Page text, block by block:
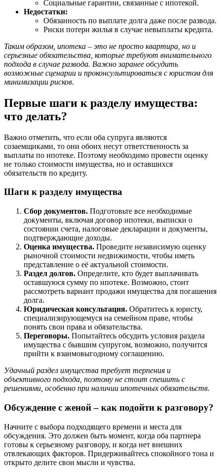
Социальные гарантии, связанные с ипотекой.
Недостатки:
Обязанность по выплате долга даже после развода.
Риски потери жилья в случае невыплаты кредита.
Таким образом, ипотека – это не просто квартира, но и
серьезные обязательства, которые требуют внимательного
подхода в случае развода. Важно заранее обсудить
возможные сценарии и проконсультироваться с юристом для
минимизации рисков.
Первые шаги к разделу имущества:
что делать?
Важно отметить, что если оба супруга являются
созаемщиками, то они обоих несут ответственность за
выплаты по ипотеке. Поэтому необходимо провести оценку
не только стоимости имущества, но и оставшихся
обязательств по кредиту.
Шаги к разделу имущества
Сбор документов. Подготовьте все необходимые
документы, включая договор ипотеки, выписки о
состоянии счета, налоговые декларации и документы,
подтверждающие доходы.
Оценка имущества. Проведите независимую оценку
рыночной стоимости недвижимости, чтобы иметь
представление о её актуальной стоимости.
Раздел долгов. Определите, кто будет выплачивать
оставшуюся сумму по ипотеке. Возможно, стоит
рассмотреть вариант продажи имущества для погашения
долга.
Юридическая консультация. Обратитесь к юристу,
специализирующемуся на семейном праве, чтобы
понять свои права и обязательства.
Переговоры. Попытайтесь обсудить условия раздела
имущества с бывшим супругом, возможно, получится
прийти к взаимовыгодному соглашению.
Удачный раздел имущества требует терпения и
объективного подхода, поэтому не стоит спешить с
решениями, особенно при наличии ипотечных обязательств.
Обсуждение с женой – как подойти к разговору?
Начните с выбора подходящего времени и места для
обсуждения. Это должен быть момент, когда оба партнера
готовы к серьезному разговору, и когда нет внешних
отвлекающих факторов. Придерживайтесь спокойного тона и
открыто делите свои мысли и чувства.